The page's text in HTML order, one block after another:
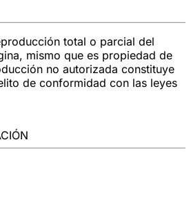
total o parcial del
mismo que es propiedad de
no autorizada constituye
de conformidad con las leyes